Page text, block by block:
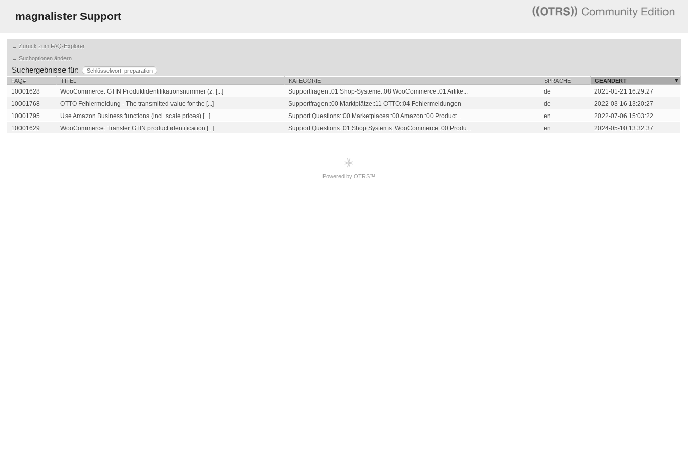
magnalister Support
← Zurück zum FAQ-Explorer
← Suchoptionen ändern
Suchergebnisse für:
Schlüsselwort: preparation
FAQ#
TITEL KATEGORIE SPRACHE GEÄNDERT
10001628 WooCommerce: GTIN Produktidentifikationsnummer (z. [...] Supportfragen::01 Shop-Systeme::08 WooCommerce::01 Artike... de
2021-01-21 16:29:27
10001768
OTTO Fehlermeldung - The transmitted value for the [...] Supportfragen::00 Marktplätze::11 OTTO::04 Fehlermeldungen de
2022-03-16 13:20:27
10001795
Use Amazon Business functions (incl. scale prices) [...] Support Questions::00 Marketplaces::00 Amazon::00 Product... en
2022-07-06 15:03:22
10001629
WooCommerce: Transfer GTIN product identification [...] Support Questions::01 Shop Systems::WooCommerce::00 Produ... en 2024-05-10 13:32:37
Powered by OTRS™